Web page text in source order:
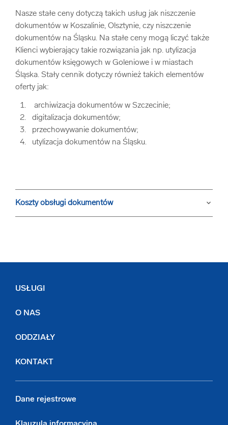
Nasze stałe ceny dotyczą takich usług jak niszczenie
dokumentów w Koszalinie, Olsztynie, czy niszczenie
dokumentów na Śląsku. Na stałe ceny mogą liczyć także
Klienci wybierający takie rozwiązania jak np. utylizacja
dokumentów księgowych w Goleniowe i w miastach
Śląska. Stały cennik dotyczy również takich elementów
oferty jak:
archiwizacja dokumentów w Szczecinie;
digitalizacja dokumentów;
przechowywanie dokumentów;
utylizacja dokumentów na Śląsku.
Koszty obsługi dokumentów keyboard_arrow_down
USŁUGI
O NAS
ODDZIAŁY
KONTAKT
Dane rejestrowe